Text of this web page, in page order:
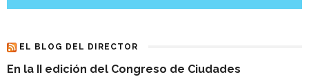
EL BLOG DEL DIRECTOR
En la II edición del Congreso de Ciudades